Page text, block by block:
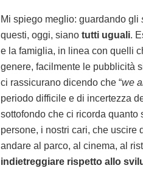
Mi spiego meglio: guardando gli
questi, oggi, siano tutti uguali.
e la famiglia, in linea con quelli
genere, facilmente le pubblicità
ci rassicurano dicendo che “we
periodo difficile e di incertezza
sottofondo che ci ricorda
persone, i nostri cari, che uscire
andare al parco, al cinema, al
indietreggiare rispetto allo